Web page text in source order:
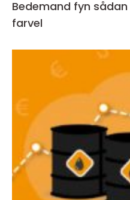
Bedemand fyn sådan får du ro til det sidste
farvel